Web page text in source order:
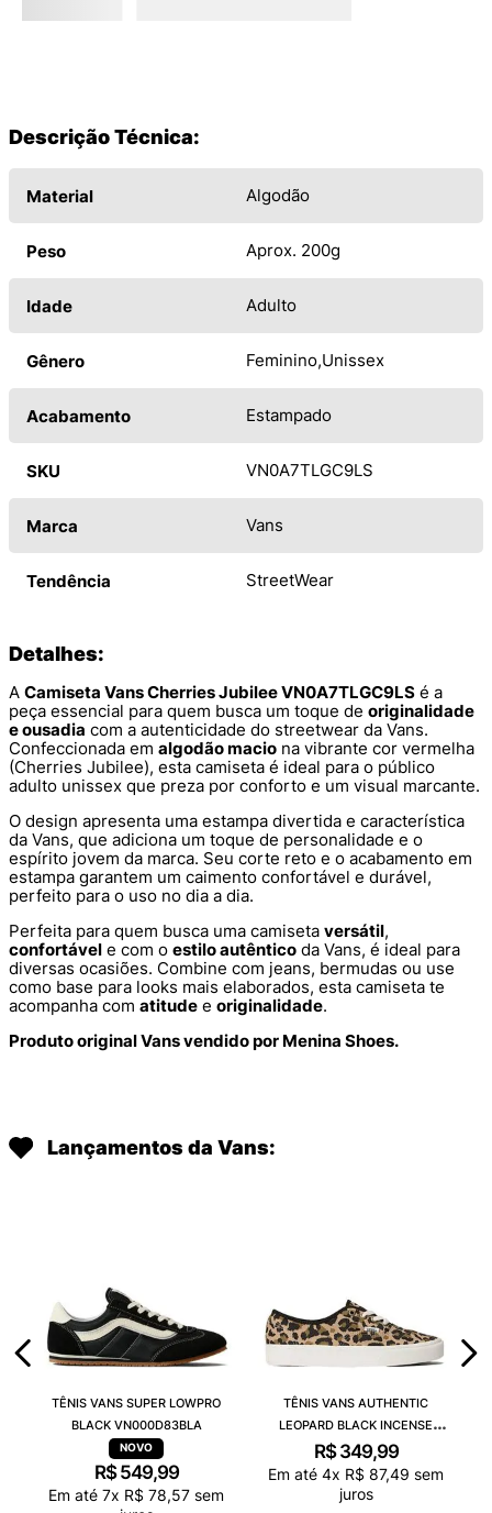
Descrição Técnica:
Material Algodão
Peso Aprox. 200g
Idade Adulto
Gênero Feminino Unissex
Acabamento Estampado
SKU VN0A7TLGC9LS
Marca Vans
Tendência StreetWear
Detalhes:
A Camiseta Vans Cherries Jubilee VN0A7TLGC9LS é a
peça essencial para quem busca um toque de originalidade
e ousadia com a autenticidade do streetwear da Vans.
Confeccionada em algodão macio na vibrante cor vermelha
(Cherries Jubilee), esta camiseta é ideal para o público
adulto unissex que preza por conforto e um visual marcante.
O design apresenta uma estampa divertida e característica
da Vans, que adiciona um toque de personalidade e o
espírito jovem da marca. Seu corte reto e o acabamento em
estampa garantem um caimento confortável e durável,
perfeito para o uso no dia a dia.
Perfeita para quem busca uma camiseta versátil,
confortável e com o estilo autêntico da Vans, é ideal para
diversas ocasiões. Combine com jeans, bermudas ou use
como base para looks mais elaborados, esta camiseta te
acompanha com atitude e originalidade.
Produto original Vans vendido por Menina Shoes.
Lançamentos da Vans:
TÊNIS VANS SUPER LOWPRO
BLACK VN000D83BLA
R$ 549,99
Em até 7x R$ 78,57 sem
TÊNIS VANS AUTHENTIC
LEOPARD BLACK INCENSE
VN000D6GGR4
R$ 349,99
Em até 4x R$ 87,49 sem
juros